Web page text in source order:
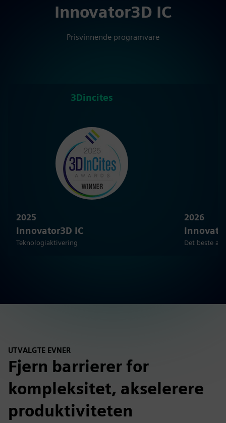
Innovator3D IC
Prisvinnende programvare
3Dincites
2025
Innovator3D IC
Teknologiaktivering
2026
Det beste av
UTVALGTE EVNER
Fjern barrierer for
kompleksitet, akselerere
produktiviteten